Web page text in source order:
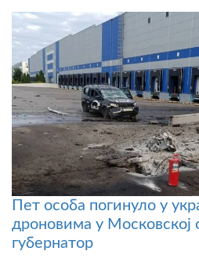
Пет особа погинуло у
дроновима у Московској
губернатор